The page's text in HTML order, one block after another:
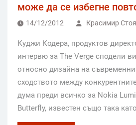
може да се избегне
14/12/2012 Красимир
Куджи Кодера, продуктов
интервю за The Verge сподели
относно дизайна на
сходството между
дума преди всичко за Nokia
Butterfly, известен също така